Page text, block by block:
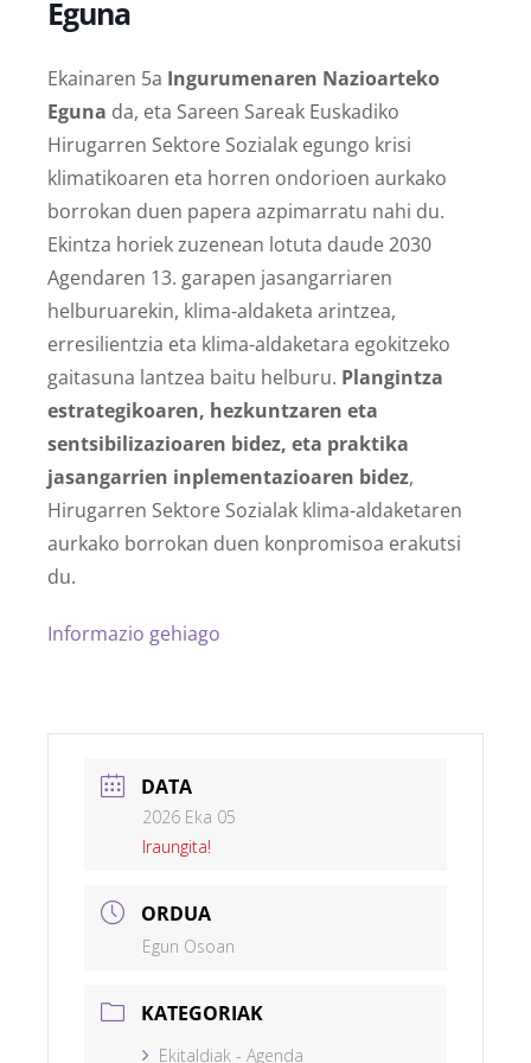
Eguna
Ekainaren 5a Ingurumenaren Nazioarteko
Eguna da, eta Sareen Sareak Euskadiko
Hirugarren Sektore Sozialak egungo krisi
klimatikoaren eta horren ondorioen aurkako
borrokan duen papera azpimarratu nahi du.
Ekintza horiek zuzenean lotuta daude 2030
Agendaren 13. garapen jasangarriaren
helburuarekin, klima-aldaketa arintzea,
erresilientzia eta klima-aldaketara egokitzeko
gaitasuna lantzea baitu helburu. Plangintza
estrategikoaren, hezkuntzaren eta
sentsibilizazioaren bidez, eta praktika
jasangarrien inplementazioaren bidez,
Hirugarren Sektore Sozialak klima-aldaketaren
aurkako borrokan duen konpromisoa erakutsi
du.
Informazio gehiago
DATA
2026 Eka 05
Iraungita!
ORDUA
Egun Osoan
KATEGORIAK
Ekitaldiak - Agenda